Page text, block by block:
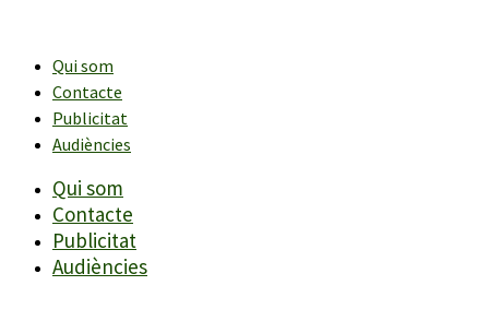
contingutQui som
Contacte
Publicitat
Audiències
Qui som
Contacte
Publicitat
Audiències